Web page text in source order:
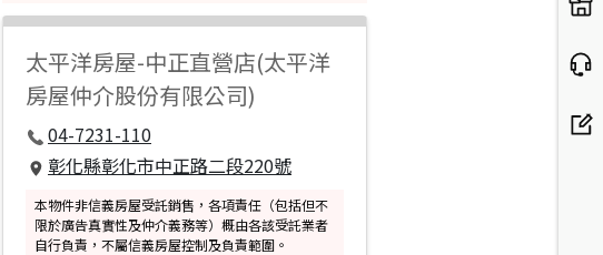
太平洋房屋-中正直營店(太平洋
房屋仲介股份有限公司)
04-7231-110
彰化縣彰化市中正路二段220號
本物件非信義房屋受託銷售，各項責任（包括但不
限於廣告真實性及仲介義務等）概由各該受託業者
自行負責，不屬信義房屋控制及負責範圍。